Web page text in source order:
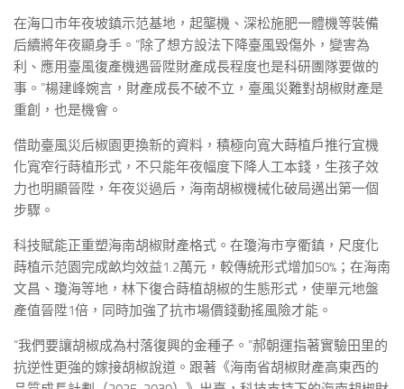
在海口市年夜坡鎮示范基地，起壟機、深松施肥一體機等裝備
后續將年夜顯身手。“除了想方設法下降臺風毀傷外，變害為
利、應用臺風復產機遇晉陞財產成長程度也是科研團隊要做的
事。”楊建峰婉言，財產成長不破不立，臺風災難對胡椒財產是
重創，也是機會。
借助臺風災后椒園更換新的資料，積極向寬大蒔植戶推行宜機
化寬窄行蒔植形式，不只能年夜幅度下降人工本錢，生孩子效
力也明顯晉陞，年夜災過后，海南胡椒機械化破局邁出第一個
步驟。
科技賦能正重塑海南胡椒財產格式。在瓊海市亨衢鎮，尺度化
蒔植示范園完成畝均效益1.2萬元，較傳統形式增加50%；在海南
文昌、瓊海等地，林下復合蒔植胡椒的生態形式，使單元地盤
產值晉陞1倍，同時加強了抗市場價錢動搖風險才能。
“我們要讓胡椒成為村落復興的金種子。”郝朝運指著實驗田里的
抗逆性更強的嫁接胡椒說道。跟著《海南省胡椒財產高東西的